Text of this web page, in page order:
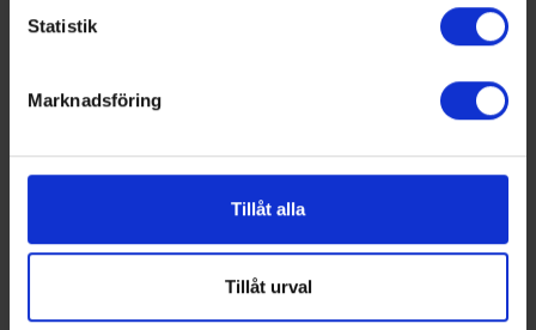
Du kan ändra eller dra tillbaka ditt samtycke när som
Vi använder enhetsidentifierare för att anpassa innehållet
för sociala medier och analysera vår trafik. Vi
vidarebefordrar även sådana identifierare och annan
annons- och analysföretag som vi samarbetar med.
Dessa kan i sin tur kombinera informationen med annan
information som du har tillhandahållit eller som de har
Statistik
Marknadsföring
Tillåt alla
Tillåt urval